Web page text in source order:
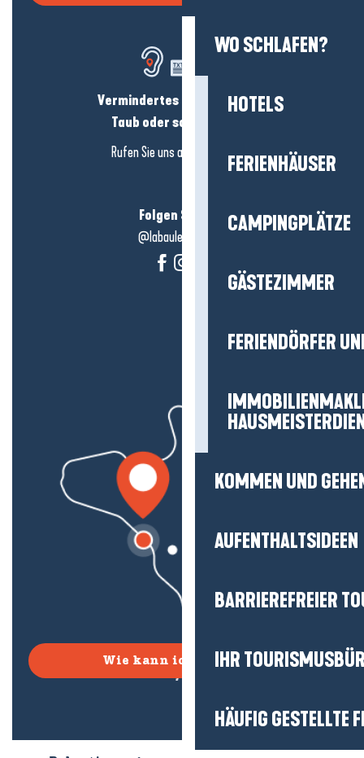
WO SCHLAFEN?
HOTELS
FERIENHÄUSER
CAMPINGPLÄTZE
GÄSTEZIMMER
FERIENDÖRFER
KOMMEN UND
AUFENTHALTSIDEEN
BARRIEREFREIER
IHR
HÄUFIG GESTELLTE
Vermindertes Hörvermögen?
Taub oder schwerhörig?
Rufen Sie uns an in
hier klicken
Folgen Sie uns!
@labauleguérande
Wie kann ich kommen?